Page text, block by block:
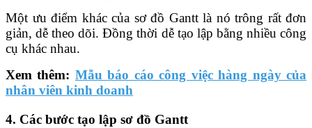
Một ưu điểm khác của sơ đồ Gantt là nó trông rất đơn
giản, dễ theo dõi. Đồng thời dễ tạo lập bằng nhiều công
cụ khác nhau.
Xem thêm: Mẫu báo cáo công việc hàng ngày của
nhân viên kinh doanh
4. Các bước tạo lập sơ đồ Gantt